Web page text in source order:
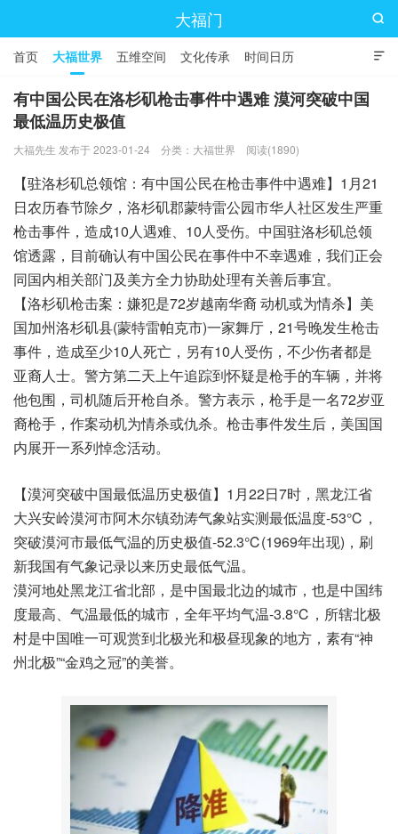
大福门

首页 大福世界 五维空间 文化传承 时间日历

有中国公民在洛杉矶枪击事件中遇难 漠河突破中国
最低温历史极值
大福先生 发布于 2023-01-24 分类： 大福世界 阅读(1890)
【驻洛杉矶总领馆：有中国公民在枪击事件中遇难】1月21
日农历春节除夕，洛杉矶郡蒙特雷公园市华人社区发生严重
枪击事件，造成10人遇难、10人受伤。中国驻洛杉矶总领
馆透露，目前确认有中国公民在事件中不幸遇难，我们正会
同国内相关部门及美方全力协助处理有关善后事宜。
【洛杉矶枪击案：嫌犯是72岁越南华裔 动机或为情杀】美
国加州洛杉矶县(蒙特雷帕克市)一家舞厅，21号晚发生枪击
事件，造成至少10人死亡，另有10人受伤，不少伤者都是
亚裔人士。警方第二天上午追踪到怀疑是枪手的车辆，并将
他包围，司机随后开枪自杀。警方表示，枪手是一名72岁亚
裔枪手，作案动机为情杀或仇杀。枪击事件发生后，美国国
内展开一系列悼念活动。
【漠河突破中国最低温历史极值】1月22日7时，黑龙江省
大兴安岭漠河市阿木尔镇劲涛气象站实测最低温度-53℃，
突破漠河市最低气温的历史极值-52.3℃(1969年出现)，刷
新我国有气象记录以来历史最低气温。
漠河地处黑龙江省北部，是中国最北边的城市，也是中国纬
度最高、气温最低的城市，全年平均气温-3.8℃，所辖北极
村是中国唯一可观赏到北极光和极昼现象的地方，素有“神
州北极”“金鸡之冠”的美誉。